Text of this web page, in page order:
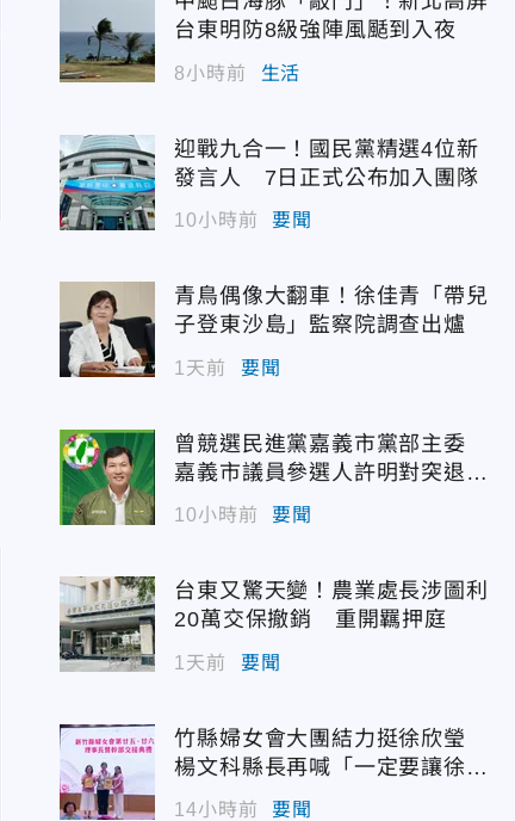
台東明防8級強陣風颳到入夜
8小時前 生活
迎戰九合一！國民黨精選4位新
發言人 7日正式公布加入團隊
10小時前 要聞
青鳥偶像大翻車！徐佳青「帶兒
子登東沙島」監察院調查出爐
1天前 要聞
曾競選民進黨嘉義市黨部主委
嘉義市議員參選人許明對突退
選！
10小時前 要聞
台東又驚天變！農業處長涉圖利
20萬交保撤銷 重開羈押庭
1天前 要聞
竹縣婦女會大團結力挺徐欣瑩
楊文科縣長再喊「一定要讓徐欣
瑩當選」
14小時前 要聞